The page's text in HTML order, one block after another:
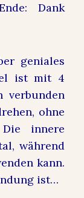
Dank
geniales
ist mit 4
verbunden
ohne
innere
während
kann.
ist…